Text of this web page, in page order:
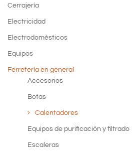
Cerrajería
Electricidad
Electrodomésticos
Equipos
Ferretería en general
Accesorios
Botas
Calentadores
Equipos de purificación y filtrado
Escaleras